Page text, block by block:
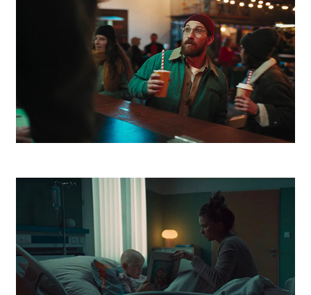
Vagus Street Food